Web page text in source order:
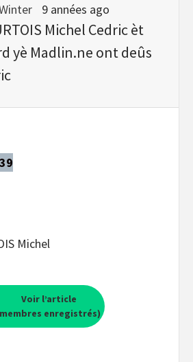
9 années ago
Michel Cedric èt
yè Madlin.ne ont deûs
Michel
Voir l’article
enregistrés)